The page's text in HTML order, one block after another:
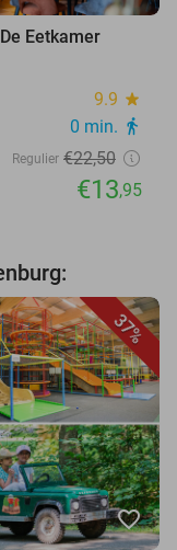
Eetkamer
9.9 star
0 min. directions_walk
Regulier €22,50
€13,95
37%
favorite_border